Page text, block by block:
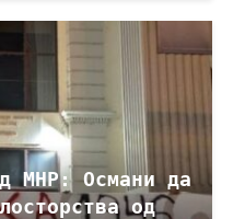
МНР: Османи да
од